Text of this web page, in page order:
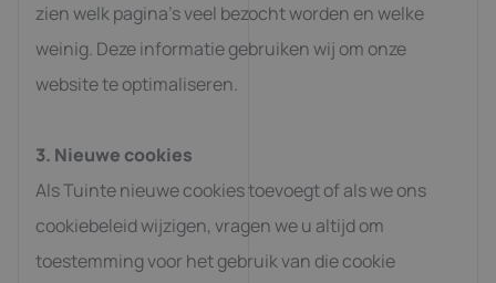
zien welk pagina’s veel bezocht worden en welke
weinig. Deze informatie gebruiken wij om onze
website te optimaliseren.
3. Nieuwe cookies
Als Tuinte nieuwe cookies toevoegt of als we ons
cookiebeleid wijzigen, vragen we u altijd om
toestemming voor het gebruik van die cookie